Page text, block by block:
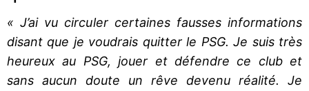
« J’ai vu circuler certaines fausses informations
disant que je voudrais quitter le PSG. Je suis très
heureux au PSG, jouer et défendre ce club et
sans aucun doute un rêve devenu réalité. Je